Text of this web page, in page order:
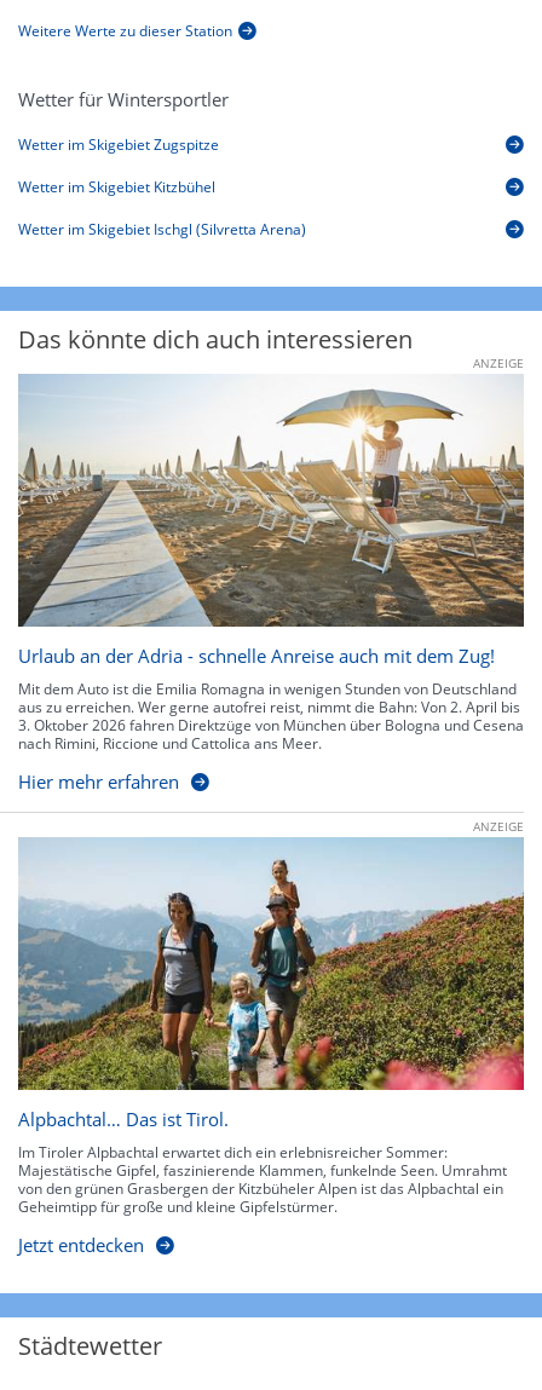
Weitere Werte zu dieser Station
Wetter für Wintersportler
Wetter im Skigebiet Zugspitze
Wetter im Skigebiet Kitzbühel
Wetter im Skigebiet Ischgl (Silvretta Arena)
Das könnte dich auch interessieren
ANZEIGE
Urlaub an der Adria - schnelle Anreise auch mit dem Zug!
Mit dem Auto ist die Emilia Romagna in wenigen Stunden von Deutschland
aus zu erreichen. Wer gerne autofrei reist, nimmt die Bahn: Von 2. April bis
3. Oktober 2026 fahren Direktzüge von München über Bologna und Cesena
nach Rimini, Riccione und Cattolica ans Meer.
Hier mehr erfahren
ANZEIGE
Alpbachtal… Das ist Tirol.
Im Tiroler Alpbachtal erwartet dich ein erlebnisreicher Sommer:
Majestätische Gipfel, faszinierende Klammen, funkelnde Seen. Umrahmt
von den grünen Grasbergen der Kitzbüheler Alpen ist das Alpbachtal ein
Geheimtipp für große und kleine Gipfelstürmer.
Jetzt entdecken
Städtewetter